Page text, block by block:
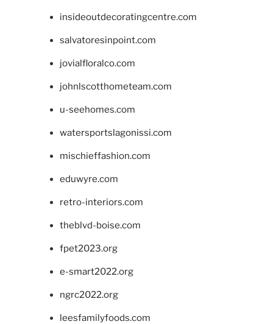
insideoutdecoratingcentre.com
salvatoresinpoint.com
jovialfloralco.com
johnlscotthometeam.com
u-seehomes.com
watersportslagonissi.com
mischieffashion.com
eduwyre.com
retro-interiors.com
theblvd-boise.com
fpet2023.org
e-smart2022.org
ngrc2022.org
leesfamilyfoods.com